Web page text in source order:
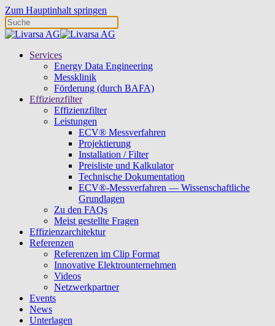
Zum Hauptinhalt springen
Services
Energy Data Engineering
Messklinik
Förderung (durch BAFA)
Effizienzfilter
Effizienzfilter
Leistungen
ECV® Messverfahren
Projektierung
Installation / Filter
Preisliste und Kalkulator
Technische Dokumentation
ECV®-Messverfahren — Wissenschaftliche
Grundlagen
Zu den FAQs
Meist gestellte Fragen
Effizienzarchitektur
Referenzen
Referenzen im Clip Format
Innovative Elektrounternehmen
Videos
Netzwerkpartner
Events
News
Unterlagen